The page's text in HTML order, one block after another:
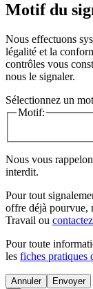
Motif du
Nous effectuons
légalité et la
contrôles vous
nous le signaler.
Sélectionnez un
Motif:
Nous vous
interdit.
Pour tout
offre déjà pourvue,
Travail ou
Pour toute
les fiches pratiques
Annuler